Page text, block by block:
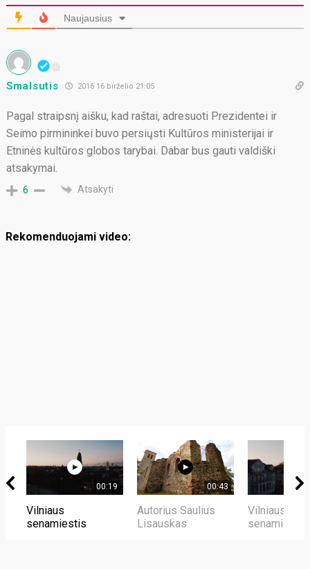
Naujausius
Smalsutis 2016 16 birželio 21:05
Pagal straipsnį aišku, kad raštai, adresuoti Prezidentei ir
Seimo pirmininkei buvo persiųsti Kultūros ministerijai ir
Etninės kultūros globos tarybai. Dabar bus gauti valdiški
atsakymai.
6 Atsakyti
Rekomenduojami video:
00:19
Vilniaus
senamiestis
00:43
Autorius Saulius
Lisauskas
Vilniaus
senamiestis